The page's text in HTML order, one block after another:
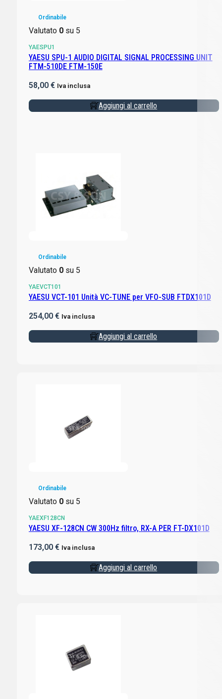
Ordinabile
Valutato 0su 5
YAESPU1
YAESU SPU-1 AUDIO DIGITAL SIGNAL PROCESSING UNIT
FTM-510DE FTM-150E
58,00 € Iva inclusa
Aggiungi al carrello
Ordinabile
Valutato 0su 5
YAEVCT101
YAESU VCT-101 Unità VC-TUNE per VFO-SUB FTDX101D
254,00 € Iva inclusa
Aggiungi al carrello
Ordinabile
Valutato 0su 5
YAEXF128CN
YAESU XF-128CN CW 300Hz filtro, RX-A PER FT-DX101D
173,00 € Iva inclusa
Aggiungi al carrello